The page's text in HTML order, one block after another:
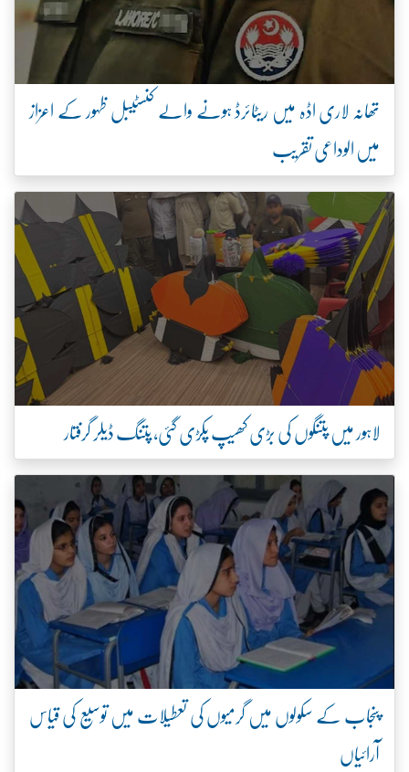
تھانہ لاری اڈہ میں ریٹائرڈ ہونے والے کنسٹیبل ظہور کے اعزاز
میں الوداعی تقریب
لاہور میں پتنگوں کی بڑی کھیپ پکڑی گئی، پتنگ ڈیلر گرفتار
پنجاب کے سکولوں میں گرمیوں کی تعطیلات میں توسیع کی قیاس
آرائیاں